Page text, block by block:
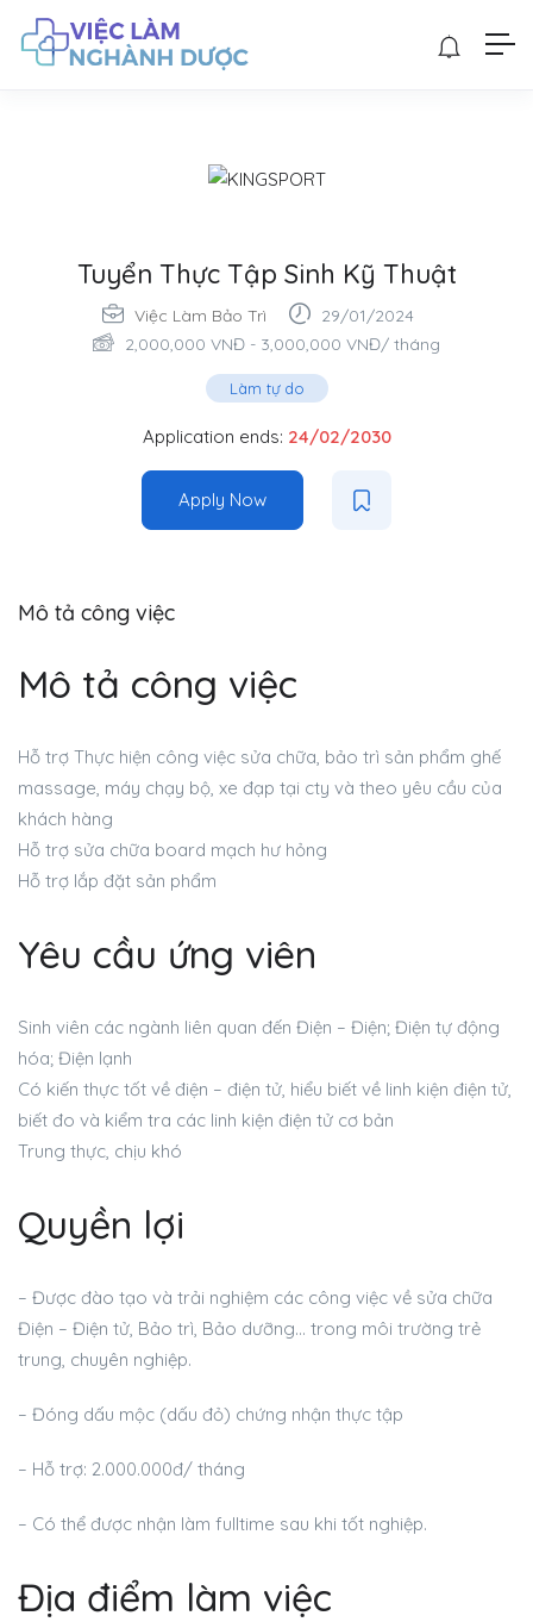
Tuyển Thực Tập Sinh Kỹ Thuật
Việc Làm Bảo Trì
29/01/2024
2,000,000 VNĐ - 3,000,000 VNĐ/ tháng
Làm tự do
Application ends: 24/02/2030
Apply Now
Mô tả công việc
Mô tả công việc
Hỗ trợ Thực hiện công việc sửa chữa, bảo trì sản phẩm ghế
massage, máy chạy bộ, xe đạp tại cty và theo yêu cầu của
khách hàng
Hỗ trợ sửa chữa board mạch hư hỏng
Hỗ trợ lắp đặt sản phẩm
Yêu cầu ứng viên
Sinh viên các ngành liên quan đến Điện – Điện; Điện tự động
hóa; Điện lạnh
Có kiến thực tốt về điện – điện tử, hiểu biết về linh kiện điện tử,
biết đo và kiểm tra các linh kiện điện tử cơ bản
Trung thực, chịu khó
Quyền lợi
– Được đào tạo và trải nghiệm các công việc về sửa chữa
Điện – Điện tử, Bảo trì, Bảo dưỡng… trong môi trường trẻ
trung, chuyên nghiệp.
– Đóng dấu mộc (dấu đỏ) chứng nhận thực tập
– Hỗ trợ: 2.000.000đ/ tháng
– Có thể được nhận làm fulltime sau khi tốt nghiệp.
Địa điểm làm việc